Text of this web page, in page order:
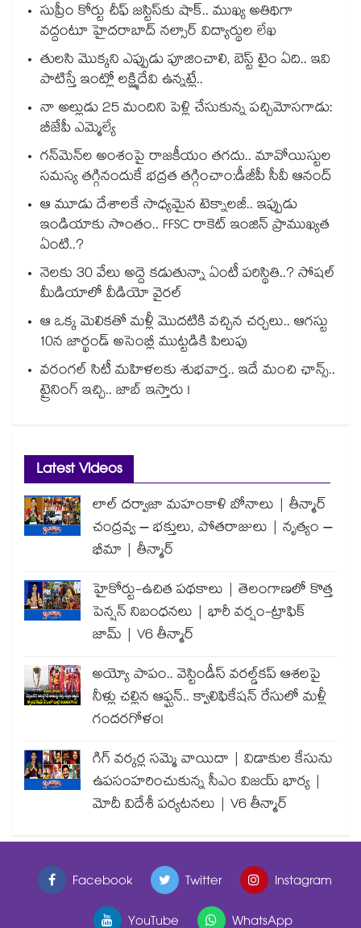
సుప్రీం కోర్టు చీఫ్ జస్టిస్⁭కు షాక్.. ముఖ్య అతిథిగా
వద్దంటూ హైదరాబాద్ నల్సార్ విద్యార్థుల లేఖ
తులసి మొక్కని ఎప్పుడు పూజించాలి, బెస్ట్ టైం ఏది.. ఇవి
పాటిస్తే ఇంట్లో లక్ష్మిదేవి ఉన్నట్లే..
నా అల్లుడు 25 మందిని పెళ్లి చేసుకున్న పచ్చిమోసగాడు:
బీజేపీ ఎమ్మెల్యే
గన్⁭మెన్⁭ల అంశంపై రాజకీయం తగదు.. మావోయిస్టుల
సమస్య తగ్గినందుకే భద్రత తగ్గించాం:డీజీపీ సీవీ ఆనంద్
ఆ మూడు దేశాలకే సాధ్యమైన టెక్నాలజీ.. ఇప్పుడు
ఇండియాకు సొంతం.. FFSC రాకెట్ ఇంజిన్ ప్రాముఖ్యత
ఏంటి..?
నెలకు 30 వేలు అద్దె కడుతున్నా ఏంటీ పరిస్థితి..? సోషల్
మీడియాలో వీడియో వైరల్
ఆ ఒక్క మెలికతో మళ్లీ మొదటికి వచ్చిన చర్చలు.. ఆగస్టు
10న జార్ఖండ్ అసెంబ్లీ ముట్టడికి పిలుపు
వరంగల్ సిటీ మహిళలకు శుభవార్త.. ఇదే మంచి ఛాన్స్..
ట్రైనింగ్ ఇచ్చి.. జాబ్ ఇస్తారు !
Latest Videos
లాల్ దర్వాజా మహంకాళి బోనాలు | తీన్మార్
చంద్రవ్వ – భక్తులు, పోతరాజులు | నృత్యం –
భీమా | తీన్మార్
హైకోర్టు-ఉచిత పథకాలు | తెలంగాణలో కొత్త
పెన్షన్ నిబంధనలు | భారీ వర్షం-ట్రాఫిక్
జామ్ | V6 తీన్మార్
అయ్యో పాపం.. వెస్టిండీస్ వరల్డ్‌కప్ ఆశలపై
నీళ్లు చల్లిన ఆఫ్ఘన్.. క్వాలిఫికేషన్ రేసులో మళ్లీ
గందరగోళం!
గిగ్ వర్కర్ల సమ్మె వాయిదా | విడాకుల కేసును
ఉపసంహరించుకున్న సీఎం విజయ్ భార్య |
మోదీ విదేశీ పర్యటనలు | V6 తీన్మార్
Facebook Twitter
Instagram
YouTube
WhatsApp